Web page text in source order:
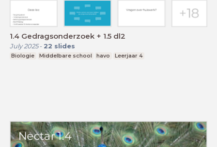
1.4 Gedragsonderzoek + 1.5 dl2
July 2025- 22 slides
Biologie Middelbare school havo Leerjaar 4